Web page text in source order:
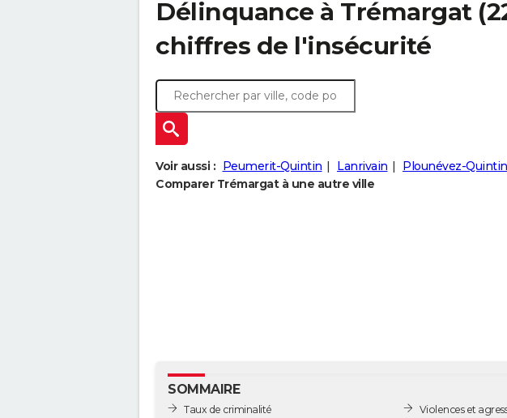
Délinquance à Trémargat
chiffres de l'insécurité
Voir aussi : Peumerit-Quintin Lanrivain Plounévez-Quintin
Comparer Trémargat à une autre ville
SOMMAIRE
Taux de criminalité
Violences et